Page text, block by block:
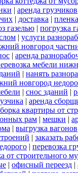
| аренда грузчиков
| доставка | пленка
газелью | погрузка
| услуги
новгород
| аренда
мебели
| нанять
новгород
| снос зданий |
| аренда
квартиры от
рам | мешки |
| выгрузка вагонов
| заказать
| перевозка
от строительного
| офисный переезд |